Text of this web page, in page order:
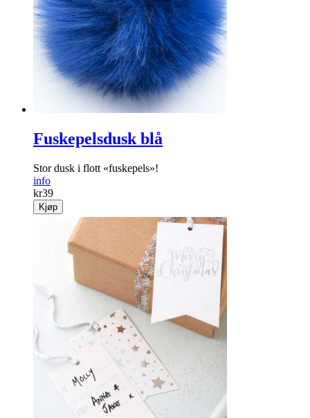
Fuskepelsdusk blå
Stor dusk i flott «fuskepels»!
info
kr39
Kjøp